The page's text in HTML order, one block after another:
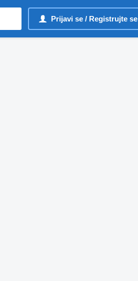
Prijavi se / Registrujte se